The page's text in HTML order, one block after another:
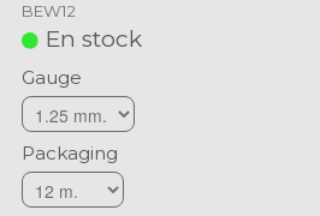
BEW12
En stock
Gauge
Packaging